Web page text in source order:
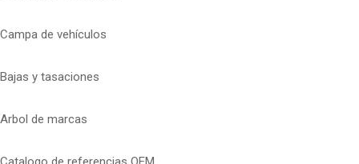
Campa de vehículos
Bajas y tasaciones
Arbol de marcas